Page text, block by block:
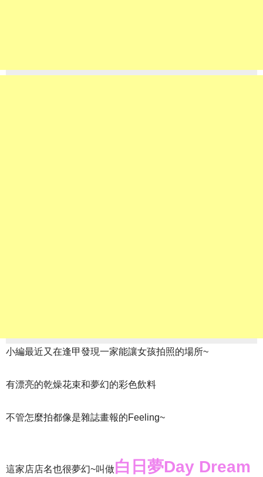
小編最近又在逢甲發現一家能讓女孩拍照的場所~
有漂亮的乾燥花束和夢幻的彩色飲料
不管怎麼拍都像是雜誌畫報的Feeling~
這家店店名也很夢幻~叫做白日夢Day Dream